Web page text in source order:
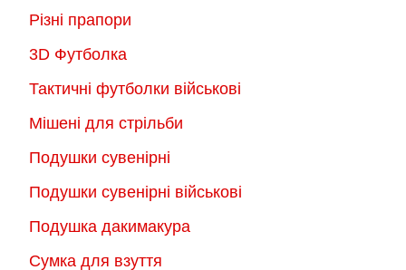
Різні прапори
3D Футболка
Тактичні футболки військові
Мішені для стрільби
Подушки сувенірні
Подушки сувенірні військові
Подушка дакимакура
Сумка для взуття